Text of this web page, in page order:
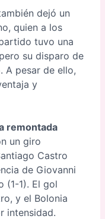
dejó un
quien a los
tuvo una
su disparo de
A pesar de ello,
y
remontada
un giro
Castro
de Giovanni
(1-1). El gol
y el Bolonia
intensidad.